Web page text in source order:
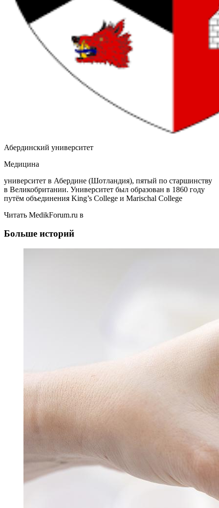
Абердинский университет
Медицина
университет в Абердине (Шотландия), пятый по старшинству
в Великобритании. Университет был образован в 1860 году
путём объединения King’s College и Marischal College
Читать MedikForum.ru в
Больше историй